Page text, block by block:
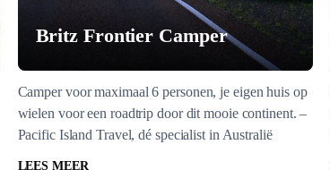
Britz Frontier Camper
Camper voor maximaal 6 personen, je eigen huis op
wielen voor een roadtrip door dit mooie continent. –
Pacific Island Travel, dé specialist in Australië
LEES MEER